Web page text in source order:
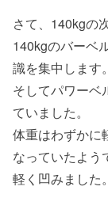
さて、140kgの
140kgのバーベ
識を集中します。
そしてパワーベ
ていました。
体重はわずかに
なっていたよう
軽く凹みました。